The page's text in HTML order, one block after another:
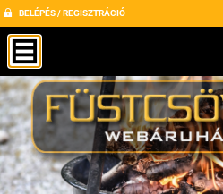
BELÉPÉS / REGISZTRÁCIÓ